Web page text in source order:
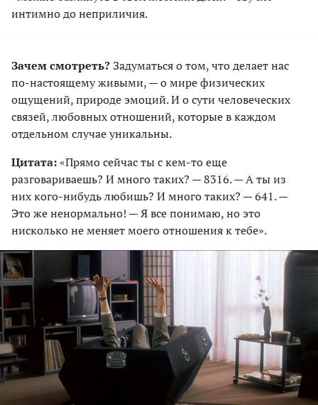
интимно до неприличия.
Зачем смотреть?Задуматься о том, что делает нас
по-настоящему живыми, — о мире физических
ощущений, природе эмоций. И о сути человеческих
связей, любовных отношений, которые в каждом
отдельном случае уникальны.
Цитата:«Прямо сейчас ты с кем-то еще
разговариваешь? И много таких? — 8316. — А ты из
них кого-нибудь любишь? И много таких? — 641. —
Это же ненормально! — Я все понимаю, но это
нисколько не меняет моего отношения к тебе».